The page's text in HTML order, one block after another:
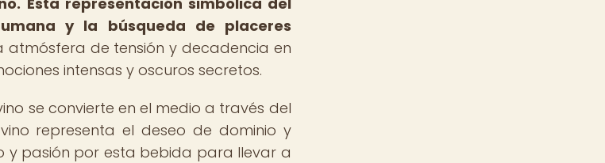
y la búsqueda de placeres
de tensión y decadencia en
intensas y oscuros secretos.
se convierte en el medio a través del
representa el deseo de dominio y
y pasión por esta bebida para llevar a